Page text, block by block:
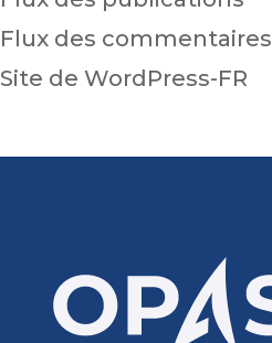
Flux des commentaires
Site de WordPress-FR